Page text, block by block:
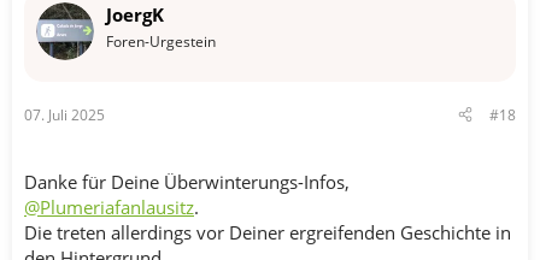
JoergK
Foren-Urgestein
07. Juli 2025 #18
Danke für Deine Überwinterungs-Infos,
@Plumeriafanlausitz.
Die treten allerdings vor Deiner ergreifenden Geschichte in